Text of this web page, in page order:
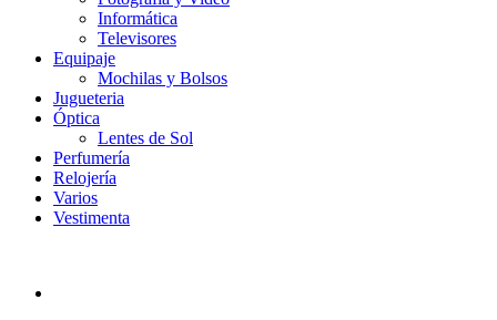
Informática
Televisores
Equipaje
Mochilas y Bolsos
Jugueteria
Óptica
Lentes de Sol
Perfumería
Relojería
Varios
Vestimenta